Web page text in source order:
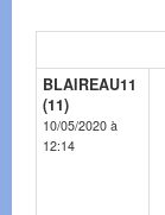
BLAIREAU11
(11)
10/05/2020 à
12:14